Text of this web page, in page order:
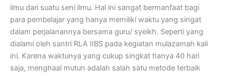
ilmu dari suatu seni ilmu. Hal ini sangat bermanfaat bagi
para pembelajar yang hanya memiliki waktu yang singat
dalam perjalanannya bersama guru/ syeikh. Seperti yang
dialami oleh santri RLA IIBS pada kegiatan mulazamah kali
ini. Karena waktunya yang cukup singkat hanya 40 hari
saja, menghaal mutun adalah salah satu metode terbaik